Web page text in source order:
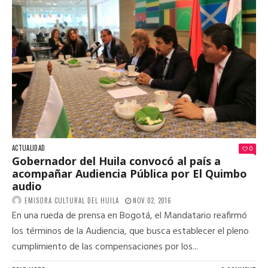
ACTUALIDAD 0
Gobernador del Huila convocó al país a
acompañar Audiencia Pública por El Quimbo
audio
EMISORA CULTURAL DEL HUILA NOV 02, 2016
En una rueda de prensa en Bogotá, el Mandatario reafirmó
los términos de la Audiencia, que busca establecer el pleno
cumplimiento de las compensaciones por los...